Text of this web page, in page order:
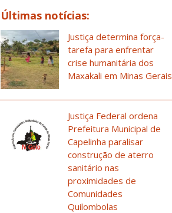
Últimas notícias:
Justiça determina força-
tarefa para enfrentar
crise humanitária dos
Maxakali em Minas Gerais
Justiça Federal ordena
Prefeitura Municipal de
Capelinha paralisar
construção de aterro
sanitário nas
proximidades de
Comunidades
Quilombolas